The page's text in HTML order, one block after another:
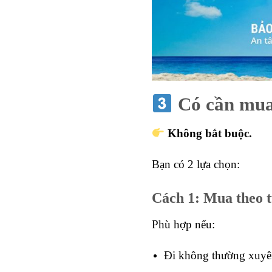
Có cần
Không bắt buộc.
Bạn có 2 lựa chọn:
Cách 1: Mua theo
Phù hợp nếu:
Đi không thường